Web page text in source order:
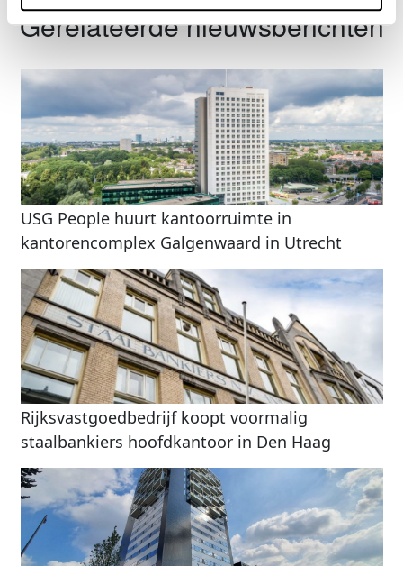
Gerelateerde nieuwsberichten
USG People huurt kantoorruimte in
kantorencomplex Galgenwaard in Utrecht
Rijksvastgoedbedrijf koopt voormalig
staalbankiers hoofdkantoor in Den Haag